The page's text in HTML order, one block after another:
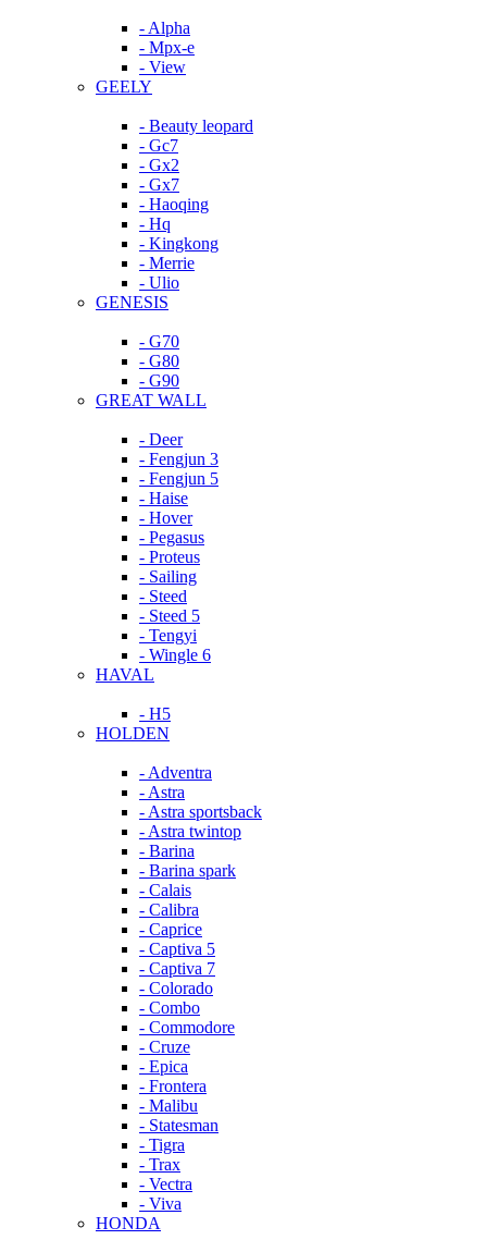
- Alpha
- Mpx-e
- View
GEELY
- Beauty leopard
- Gc7
- Gx2
- Gx7
- Haoqing
- Hq
- Kingkong
- Merrie
- Ulio
GENESIS
- G70
- G80
- G90
GREAT WALL
- Deer
- Fengjun 3
- Fengjun 5
- Haise
- Hover
- Pegasus
- Proteus
- Sailing
- Steed
- Steed 5
- Tengyi
- Wingle 6
HAVAL
- H5
HOLDEN
- Adventra
- Astra
- Astra sportsback
- Astra twintop
- Barina
- Barina spark
- Calais
- Calibra
- Caprice
- Captiva 5
- Captiva 7
- Colorado
- Combo
- Commodore
- Cruze
- Epica
- Frontera
- Malibu
- Statesman
- Tigra
- Trax
- Vectra
- Viva
HONDA